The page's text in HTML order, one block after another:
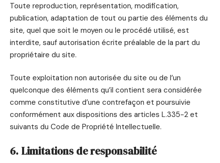
Toute reproduction, représentation, modification,
publication, adaptation de tout ou partie des éléments du
site, quel que soit le moyen ou le procédé utilisé, est
interdite, sauf autorisation écrite préalable de la part du
propriétaire du site.
Toute exploitation non autorisée du site ou de l’un
quelconque des éléments qu’il contient sera considérée
comme constitutive d’une contrefaçon et poursuivie
conformément aux dispositions des articles L.335-2 et
suivants du Code de Propriété Intellectuelle.
6. Limitations de responsabilité